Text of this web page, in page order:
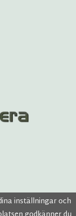
inställningar och